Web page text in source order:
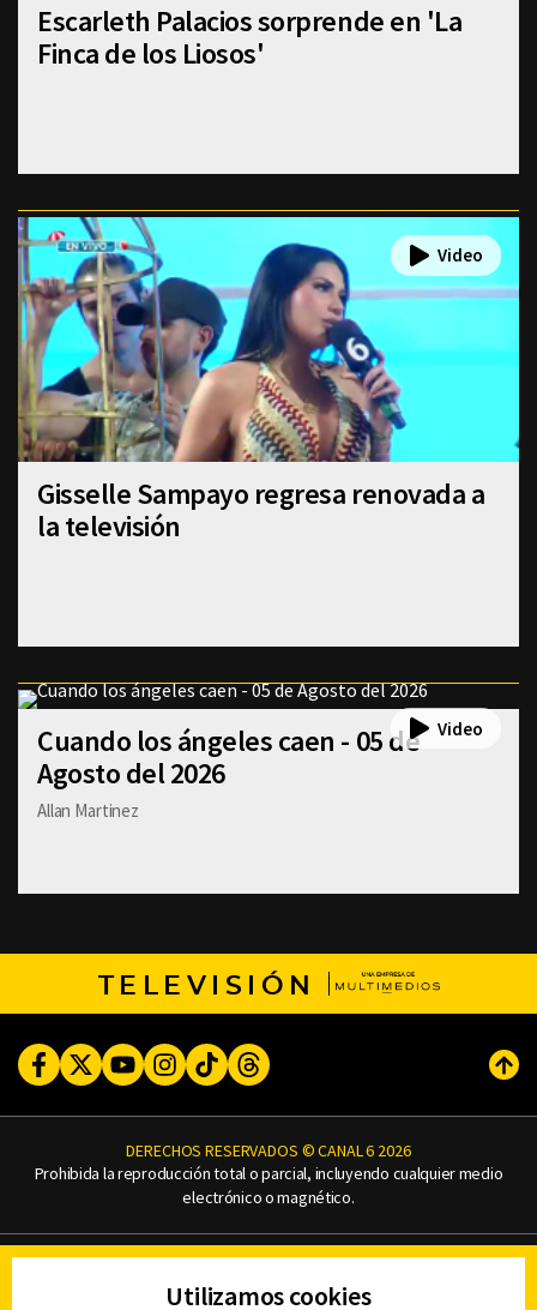
Escarleth Palacios sorprende en 'La
Finca de los Liosos'
Gisselle Sampayo regresa renovada a
la televisión
Cuando los ángeles caen - 05 de
Agosto del 2026
Allan Martinez
TELEVISIÓN
FacebookTwitterYoutubeInstagram
TikTokThreads
DERECHOS RESERVADOS © CANAL 6 2026
Prohibida la reproducción total o parcial, incluyendo cualquier medio
electrónico o magnético.
AVISO DE PRIVACIDAD
Utilizamos cookies